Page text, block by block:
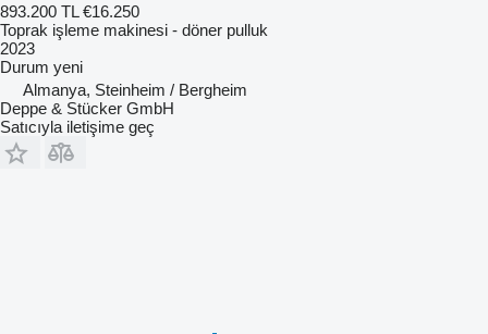
893.200 TL €16.250
Toprak işleme makinesi - döner pulluk
2023
Durum yeni
Almanya, Steinheim / Bergheim
Deppe & Stücker GmbH
Satıcıyla iletişime geç